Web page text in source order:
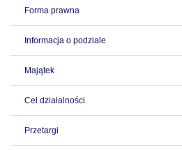
Forma prawna
Informacja o podziale
Majątek
Cel działalności
Przetargi